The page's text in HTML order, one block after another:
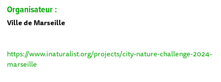
Organisateur :
Ville de Marseille
https://www.inaturalist.org/projects/city-nature-challenge-2024-
marseille